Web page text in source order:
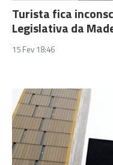
Turista fica
Legislativa da
15 Fev 18:46